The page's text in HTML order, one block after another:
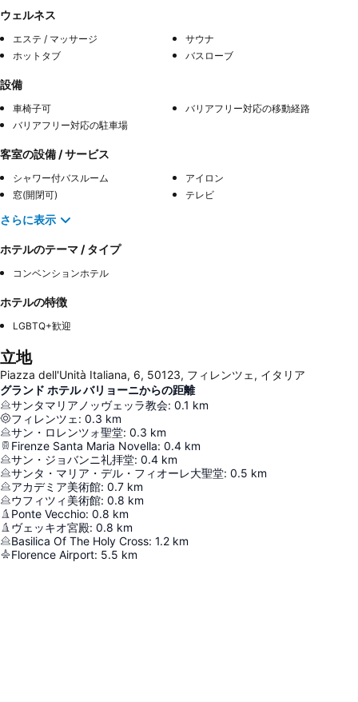
ウェルネス
エステ / マッサージ
サウナ
ホットタブ
バスローブ
設備
車椅子可
バリアフリー対応の移動経路
バリアフリー対応の駐車場
客室の設備 / サービス
シャワー付バスルーム
アイロン
窓(開閉可)
テレビ
さらに表示
ホテルのテーマ / タイプ
コンベンションホテル
ホテルの特徴
LGBTQ+歓迎
立地
Piazza dell'Unità Italiana, 6, 50123, フィレンツェ, イタリア
グランド ホテル バリョーニからの距離
サンタマリアノッヴェッラ教会: 0.1 km
フィレンツェ : 0.3 km
サン・ロレンツォ聖堂: 0.3 km
Firenze Santa Maria Novella: 0.4 km
サン・ジョバンニ礼拝堂: 0.4 km
サンタ・マリア・デル・フィオーレ大聖堂: 0.5 km
アカデミア美術館: 0.7 km
ウフィツィ美術館: 0.8 km
Ponte Vecchio: 0.8 km
ヴェッキオ宮殿: 0.8 km
Basilica Of The Holy Cross: 1.2 km
Florence Airport: 5.5 km